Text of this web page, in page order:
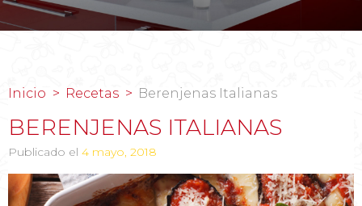
Inicio Recetas Berenjenas Italianas
BERENJENAS ITALIANAS
Publicado el 4 mayo, 2018